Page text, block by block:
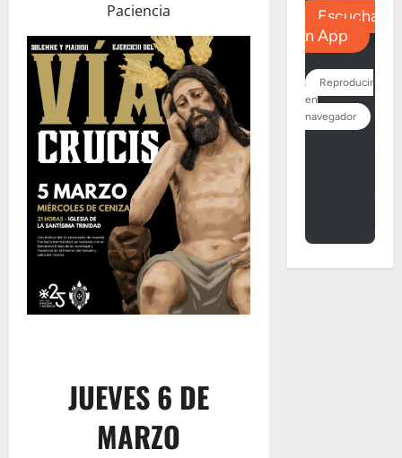
Paciencia
JUEVES 6 DE
MARZO